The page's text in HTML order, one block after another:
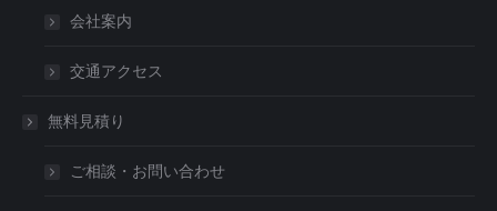
会社案内
交通アクセス
無料見積り
ご相談・お問い合わせ